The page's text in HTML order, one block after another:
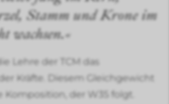
Stamm und Krone im
wachsen.«
Lehre der TCM das
Kräfte. Diesem Gleichgewicht
der W35 folgt.